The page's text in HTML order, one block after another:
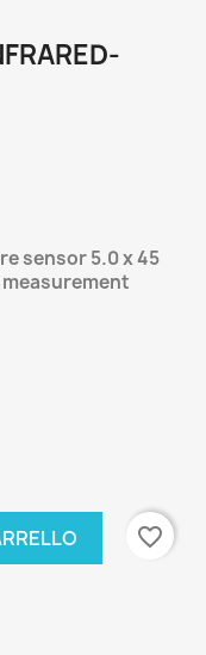
sensor 5.0 x 45
favorite_border